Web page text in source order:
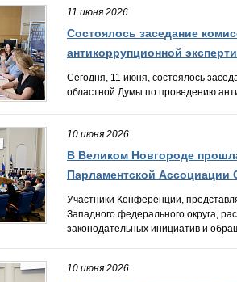
11 июня 2026
Состоялось заседание
антикоррупционной
Сегодня, 11 июня, состоялось
областной Думы по проведению
10 июня 2026
В Великом Новгороде
Парламентской Ассоциации
Участники Конференции,
Западного федерального округа,
законодательных инициатив и
10 июня 2026